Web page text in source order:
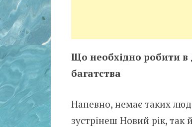
Що необхідно робити в
багатства
Напевно, немає таких
зустрінеш Новий рік, так